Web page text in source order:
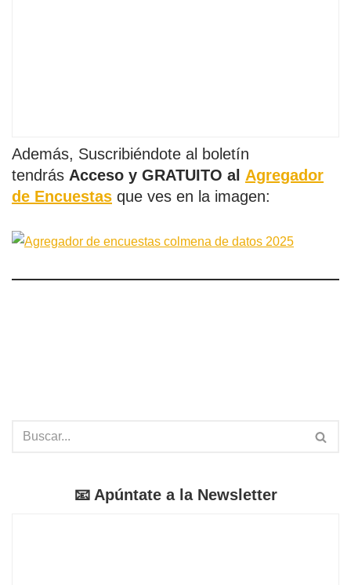
Además, Suscribiéndote al boletín
tendrás Acceso y GRATUITO al Agregador
de Encuestas que ves en la imagen:
📧 Apúntate a la Newsletter